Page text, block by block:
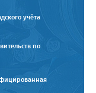
учёта
по